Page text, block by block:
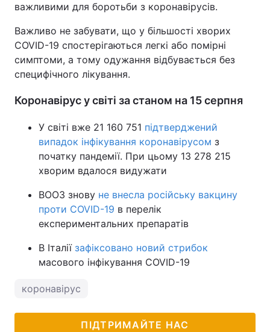
важливими для боротьби з коронавірусів.
Важливо не забувати, що у більшості хворих
COVID-19 спостерігаються легкі або помірні
симптоми, а тому одужання відбувається без
специфічного лікування.
Коронавірус у світі за станом на 15 серпня
У світі вже 21 160 751 підтверджений
випадок інфікування коронавірусом з
початку пандемії. При цьому 13 278 215
хворим вдалося видужати
ВООЗ знову не внесла російську вакцину
проти COVID-19 в перелік
експериментальних препаратів
В Італії зафіксовано новий стрибок
масового інфікування COVID-19
коронавірус
ПІДТРИМАЙТЕ НАС